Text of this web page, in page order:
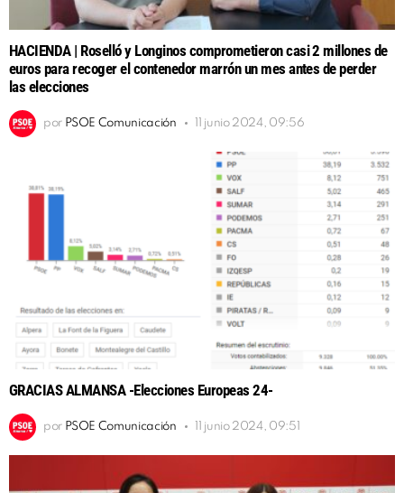
HACIENDA | Roselló y Longinos comprometieron casi 2 millones de
euros para recoger el contenedor marrón un mes antes de perder
las elecciones
por PSOE Comunicación 11 junio 2024, 09:56
GRACIAS ALMANSA -Elecciones Europeas 24-
por PSOE Comunicación 11 junio 2024, 09:51